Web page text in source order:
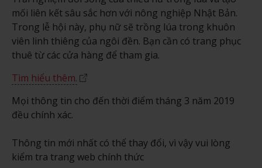
mối liên kết sâu sắc hơn với nông nghiệp Nhật Bản.
Trong lễ hội này, phụ nữ sẽ trồng lúa trong khuôn
viên linh thiêng của ngôi đền. Bạn cần có trang phục
thuê từ các cửa hàng để tham gia.
Tìm hiểu thêm.
Mọi thông tin cho đến thời điểm tháng 3 năm 2019
đều chính xác.
Thông tin mới nhất có thể thay đổi, vì vậy vui lòng
kiểm tra trang web chính thức